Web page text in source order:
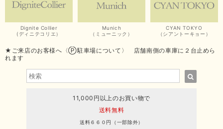
Dignite Collier
(ディニテコリエ）
Munich
（ミューニック）
CYAN TOKYO
（シアントーキョー）
★ご来店のお客様へ〈Ⓟ駐車場について〉 店舗南側の車庫に２台止めら
れます
11,000円以上のお買い物で
送料無料
送料６６０円（一部除外）